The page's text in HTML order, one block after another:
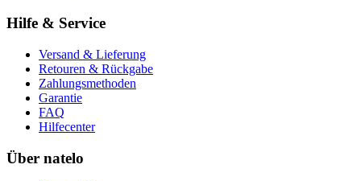
Hilfe & Service
Versand & Lieferung
Retouren & Rückgabe
Zahlungsmethoden
Garantie
FAQ
Hilfecenter
Über natelo